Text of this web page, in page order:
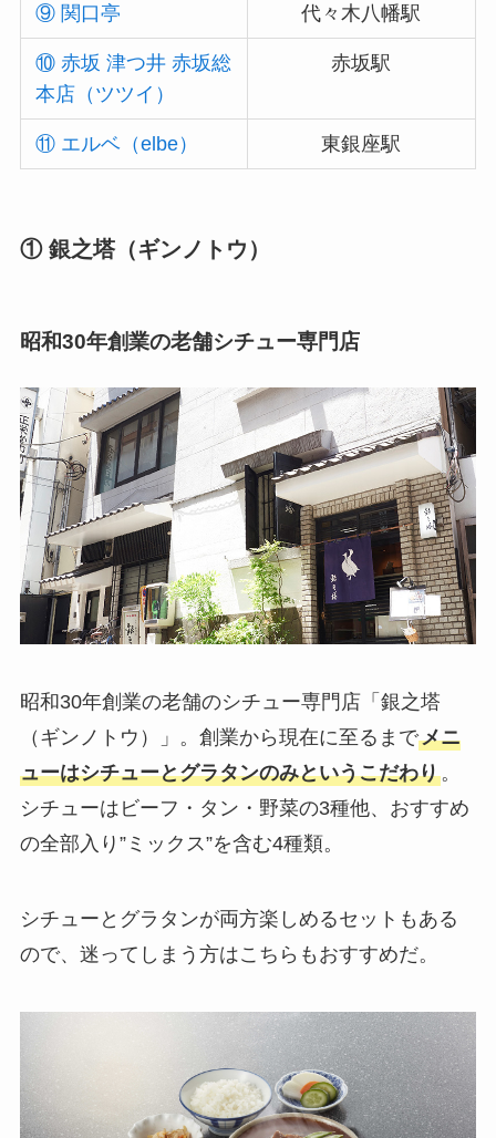
⑨ 関口亭 代々木八幡駅
⑩ 赤坂 津つ井 赤坂総
本店（ツツイ）
赤坂駅
⑪ エルベ（elbe） 東銀座駅
① 銀之塔（ギンノトウ）
昭和30年創業の老舗シチュー専門店
昭和30年創業の老舗のシチュー専門店「銀之塔
（ギンノトウ）」。創業から現在に至るまでメニ
ューはシチューとグラタンのみというこだわり。
シチューはビーフ・タン・野菜の3種他、おすすめ
の全部入り”ミックス”を含む4種類。
シチューとグラタンが両方楽しめるセットもある
ので、迷ってしまう方はこちらもおすすめだ。